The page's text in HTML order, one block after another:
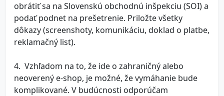
obrátiť sa na Slovenskú obchodnú inšpekciu (SOI) a
podať podnet na prešetrenie. Priložte všetky
dôkazy (screenshoty, komunikáciu, doklad o platbe,
reklamačný list).
4. Vzhľadom na to, že ide o zahraničný alebo
neoverený e-shop, je možné, že vymáhanie bude
komplikované. V budúcnosti odporúčam